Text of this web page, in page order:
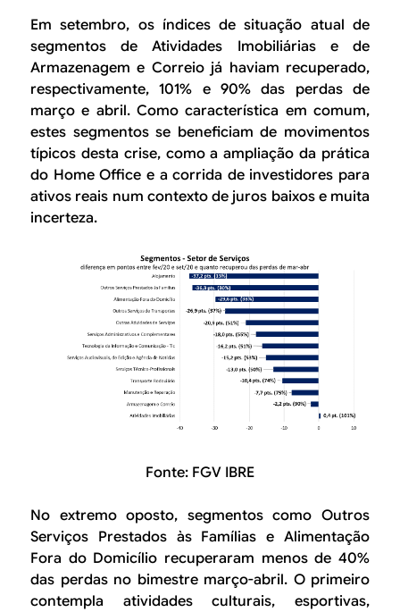
Em setembro, os índices de situação atual de
segmentos deAtividades Imobiliáriase de
Armazenagem e Correio já haviam recuperado,
respectivamente, 101% e 90% das perdas de
março e abril. Como característica em comum,
estes segmentos se beneficiam de movimentos
típicos desta crise, como a ampliação da prática
do Home Office e a corrida de investidores para
ativos reais num contexto de juros baixos e muita
incerteza.
Fonte: FGV IBRE
No extremo oposto, segmentos como Outros
Serviços Prestados às Famíliase Alimentação
Fora do Domicílio recuperaram menos de 40%
das perdas no bimestre março-abril. O primeiro
contempla atividades culturais, esportivas,